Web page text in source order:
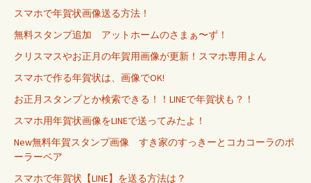
スマホで年賀状画像送る方法！
無料スタンプ追加 アットホームのさまぁ〜ず！
クリスマスやお正月の年賀用画像が更新！スマホ専用よん
スマホで作る年賀状は、画像でOK!
お正月スタンプとか検索できる！！LINEで年賀状も？！
スマホ用年賀状画像をLINEで送ってみたよ！
New無料年賀スタンプ画像 すき家のすっきーとコカコーラのポ
ーラーベア
スマホで年賀状【LINE】を送る方法は？